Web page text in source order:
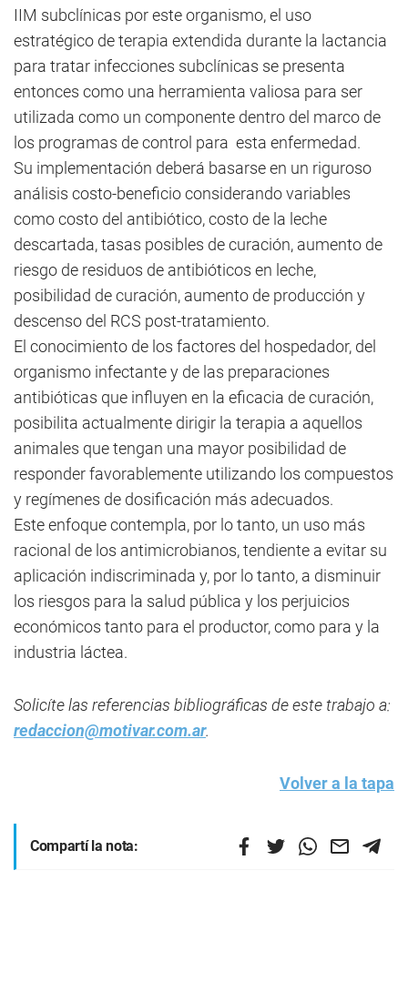
IIM subclínicas por este organismo, el uso
estratégico de terapia extendida durante la lactancia
para tratar infecciones subclínicas se presenta
entonces como una herramienta valiosa para ser
utilizada como un componente dentro del marco de
los programas de control para esta enfermedad.
Su implementación deberá basarse en un riguroso
análisis costo-beneficio considerando variables
como costo del antibiótico, costo de la leche
descartada, tasas posibles de curación, aumento de
riesgo de residuos de antibióticos en leche,
posibilidad de curación, aumento de producción y
descenso del RCS post-tratamiento.
El conocimiento de los factores del hospedador, del
organismo infectante y de las preparaciones
antibióticas que influyen en la eficacia de curación,
posibilita actualmente dirigir la terapia a aquellos
animales que tengan una mayor posibilidad de
responder favorablemente utilizando los compuestos
y regímenes de dosificación más adecuados.
Este enfoque contempla, por lo tanto, un uso más
racional de los antimicrobianos, tendiente a evitar su
aplicación indiscriminada y, por lo tanto, a disminuir
los riesgos para la salud pública y los perjuicios
económicos tanto para el productor, como para y la
industria láctea.
Solicíte las referencias bibliográficas de este trabajo a:
redaccion@motivar.com.ar.
Volver a la tapa
Compartí la nota: